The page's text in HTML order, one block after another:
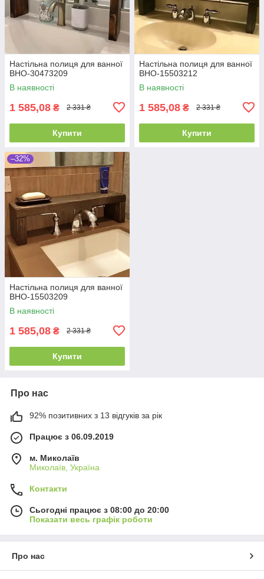
Настільна полиця для ванної
ВНО-30473209
В наявності
1 585,08 ₴ 2 331 ₴
Купити
Настільна полиця для ванної
ВНО-15503212
В наявності
1 585,08 ₴ 2 331 ₴
Купити
–32%
Настільна полиця для ванної
ВНО-15503209
В наявності
1 585,08 ₴ 2 331 ₴
Купити
Про нас
92% позитивних з 13 відгуків за рік
Працює з 06.09.2019
м. Миколаїв
Миколаїв, Україна
Контакти
Сьогодні працює з 08:00 до 20:00
Показати весь графік роботи
Про нас